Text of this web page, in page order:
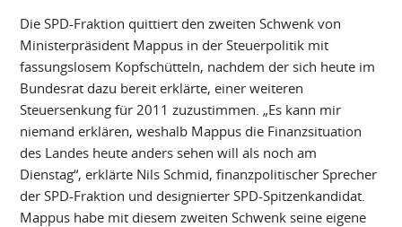
Die SPD-Fraktion quittiert den zweiten Schwenk von
Ministerpräsident Mappus in der Steuerpolitik mit
fassungslosem Kopfschütteln, nachdem der sich heute im
Bundesrat dazu bereit erklärte, einer weiteren
Steuersenkung für 2011 zuzustimmen. „Es kann mir
niemand erklären, weshalb Mappus die Finanzsituation
des Landes heute anders sehen will als noch am
Dienstag“, erklärte Nils Schmid, finanzpolitischer Sprecher
der SPD-Fraktion und designierter SPD-Spitzenkandidat.
Mappus habe mit diesem zweiten Schwenk seine eigene